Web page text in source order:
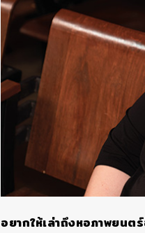
อยากให้เล่าถึงหอภาพยน